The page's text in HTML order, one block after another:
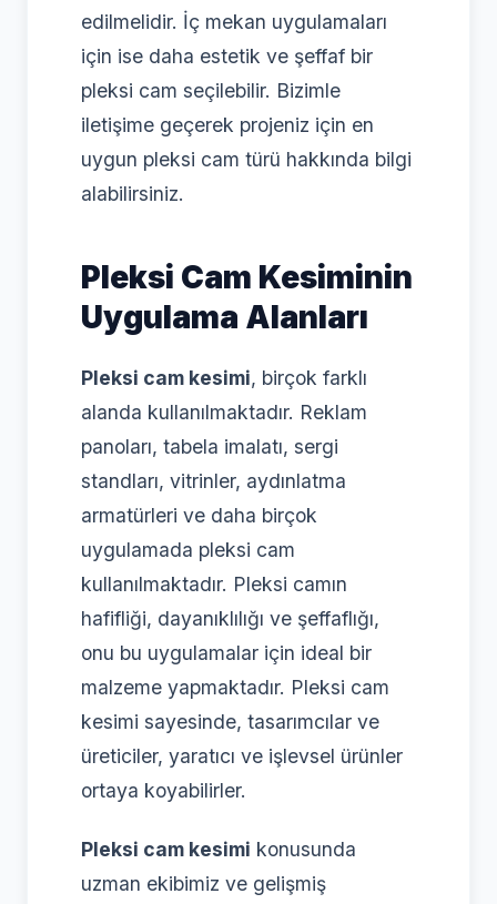
edilmelidir. İç mekan uygulamaları
için ise daha estetik ve şeffaf bir
pleksi cam seçilebilir. Bizimle
iletişime geçerek projeniz için en
uygun pleksi cam türü hakkında bilgi
alabilirsiniz.
Pleksi Cam Kesiminin
Uygulama Alanları
Pleksi cam kesimi, birçok farklı
alanda kullanılmaktadır. Reklam
panoları, tabela imalatı, sergi
standları, vitrinler, aydınlatma
armatürleri ve daha birçok
uygulamada pleksi cam
kullanılmaktadır. Pleksi camın
hafifliği, dayanıklılığı ve şeffaflığı,
onu bu uygulamalar için ideal bir
malzeme yapmaktadır. Pleksi cam
kesimi sayesinde, tasarımcılar ve
üreticiler, yaratıcı ve işlevsel ürünler
ortaya koyabilirler.
Pleksi cam kesimi konusunda
uzman ekibimiz ve gelişmiş